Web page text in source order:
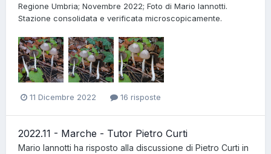
Regione Umbria; Novembre 2022; Foto di Mario Iannotti.
Stazione consolidata e verificata microscopicamente.
11 Dicembre 2022 16 risposte
2022.11 - Marche - Tutor Pietro Curti
Mario Iannotti ha risposto alla discussione di Pietro Curti in